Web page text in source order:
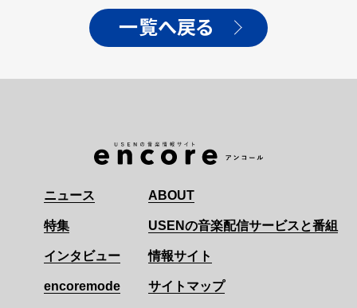
一覧へ戻る
ニュース
特集
インタビュー
encoremode
ABOUT
USENの音楽配信サービスと番組
情報サイト
サイトマップ